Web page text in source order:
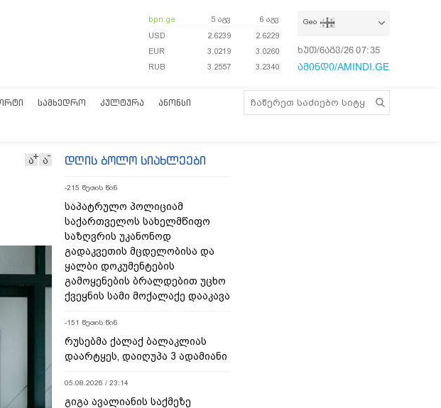
bpn.ge 5 აგვ
6 აგვ
USD
2.6239
2.6229
EUR
3.0219
3.0260
RUB
3.2557 3.2340
Geo
ხუთ/6აგვ/26 07:35:46
ამინდი/AMINDI.GE
ᲡᲐᲛᲮᲔᲓᲠᲝ ᲙᲣᲚᲢᲣᲠᲐ ᲐᲜᲝᲜᲡᲘ
ა ა დღის ბოლო სიახლეები
-215 წუთის წინ
საპატრულო პოლიციამ
საქართველოს სახელმწიფო
საზღვრის უკანონოდ
გადაკვეთის მცდელობისა და
ყალბი დოკუმენტების
გამოყენების ბრალდებით უცხო
ქვეყნის სამი მოქალაქე დააკავა
-151 წუთის წინ
რუსებმა ქალაქ ბალაკლიას
დაარტყეს, დაიღუპა 3 ადამიანი
05.08.2026 / 23:14
გიგა ავალიანის საქმეზე